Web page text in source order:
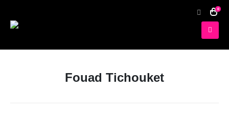
0
Fouad Tichouket